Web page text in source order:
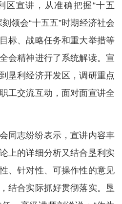
区宣讲，从准确把握“十五
领会“十五五”时期经济社会
标、战略任务和重大举措等
会精神进行了系统解读。宣
垦利经济开发区，调研重点
工交流互动，面对面宣讲全
同志纷纷表示，宣讲内容丰
上的详细分析又结合垦利实
、针对性、可操作性的意见
结合实际抓好贯彻落实。垦